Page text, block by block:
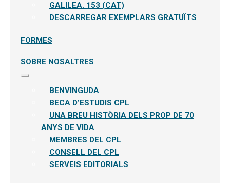
GALILEA. 153 (CAT)
DESCARREGAR EXEMPLARS GRATUÏTS
FORMES
SOBRE NOSALTRES
Expandeix
secundari
BENVINGUDA
BECA D’ESTUDIS CPL
UNA BREU HISTÒRIA DELS PROP DE 70
ANYS DE VIDA
MEMBRES DEL CPL
CONSELL DEL CPL
SERVEIS EDITORIALS